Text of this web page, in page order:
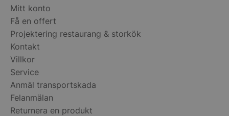
Mitt konto
Få en offert
Projektering restaurang & storkök
Kontakt
Villkor
Service
Anmäl transportskada
Felanmälan
Returnera en produkt
pys_start_session